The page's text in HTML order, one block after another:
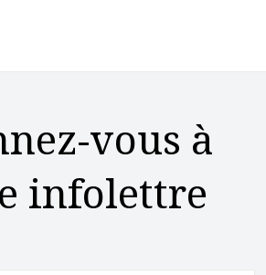
vous à
infolettre